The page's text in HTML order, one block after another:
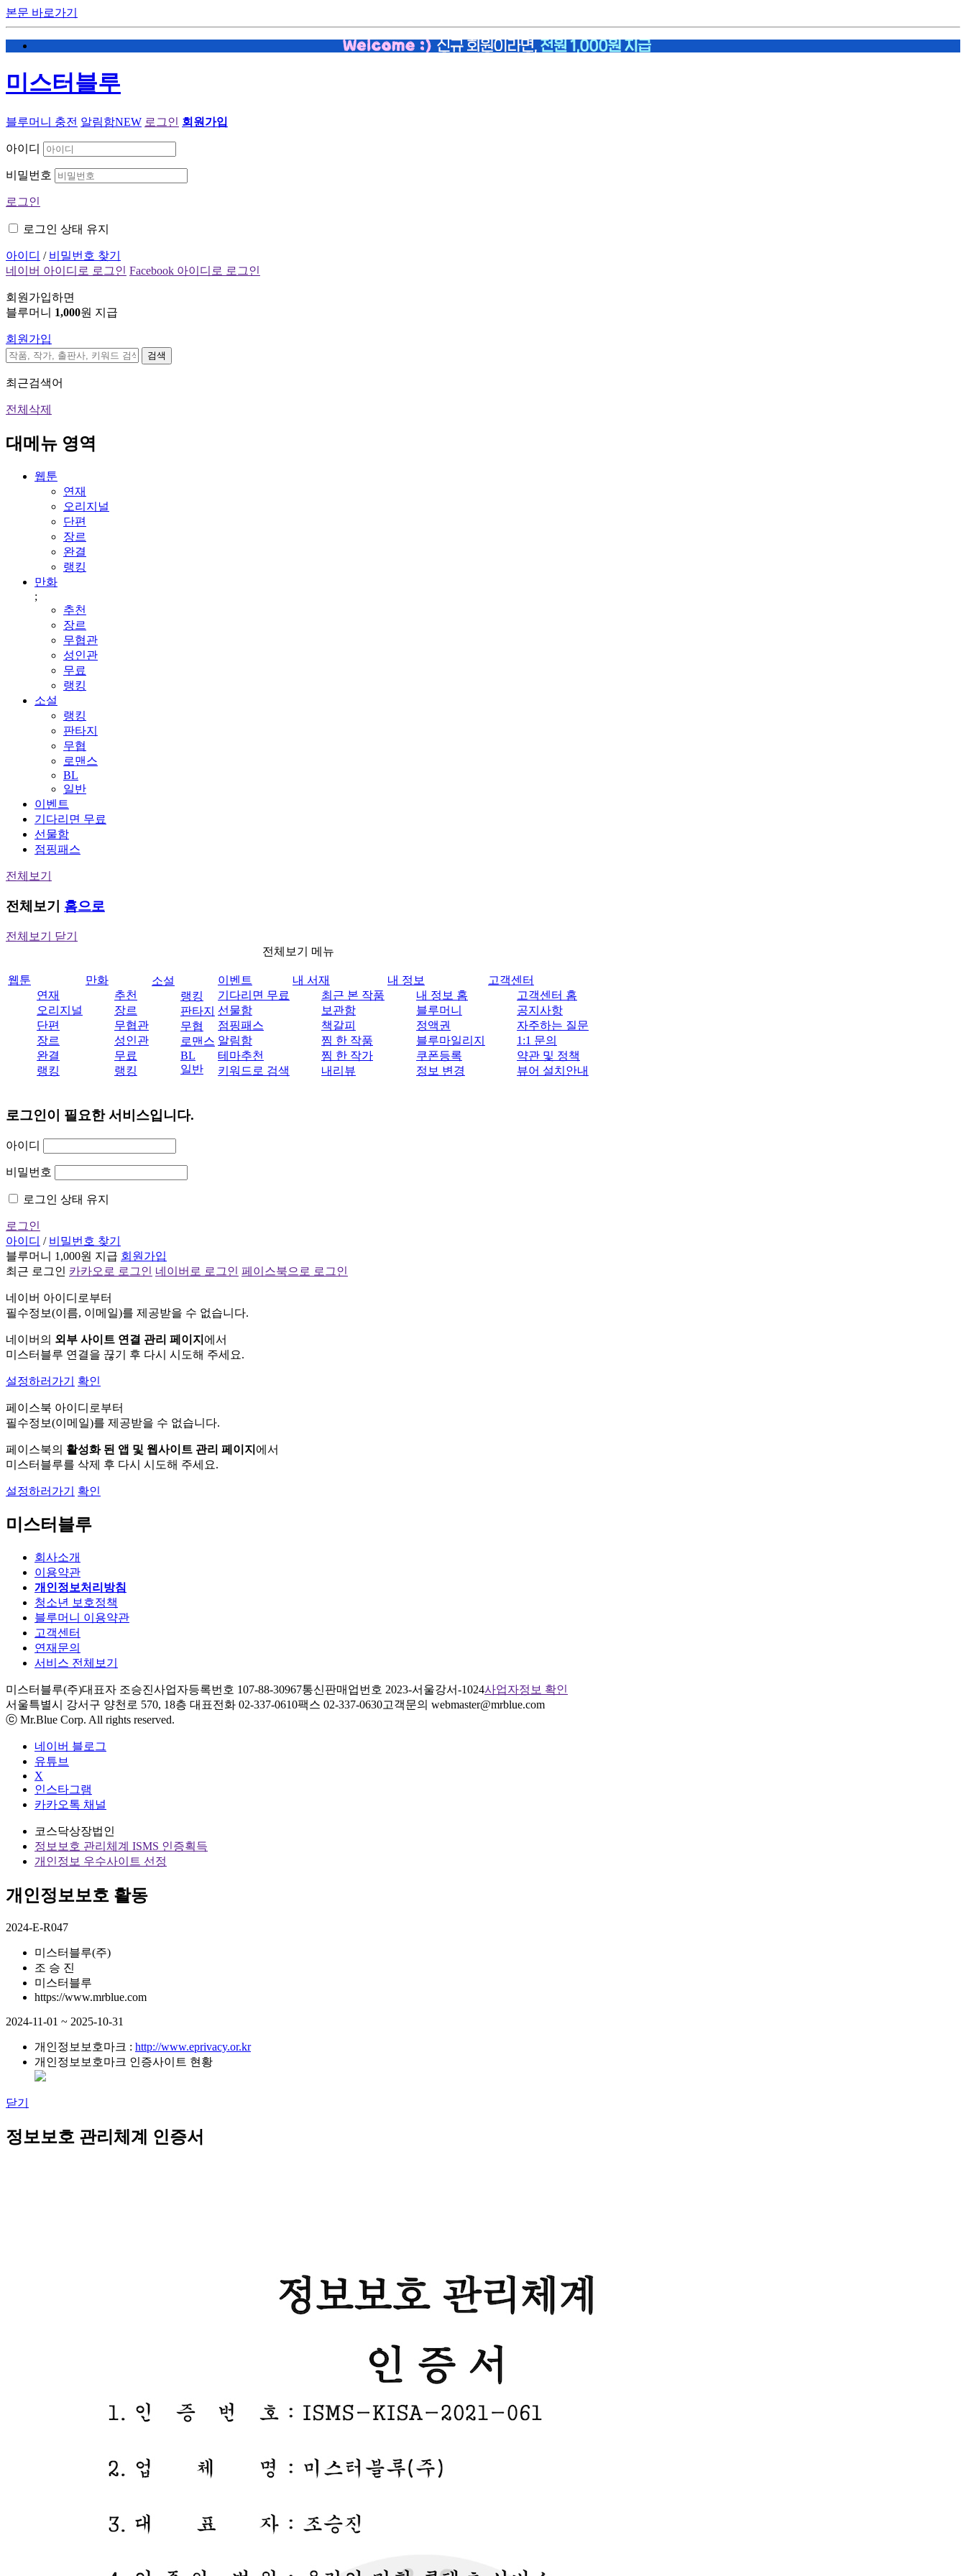
본문 바로가기
미스터블루
블루머니 충전 알림함NEW 로그인 회원가입
아이디
비밀번호
로그인
로그인 상태 유지
아이디 / 비밀번호 찾기
네이버 아이디로 로그인 Facebook 아이디로 로그인
회원가입하면
블루머니 1,000원 지급
회원가입
검색
최근검색어
전체삭제
대메뉴 영역
웹툰
연재
오리지널
단편
장르
완결
랭킹
만화
;
추천
장르
무협관
성인관
무료
랭킹
소설
랭킹
판타지
무협
로맨스
BL
일반
이벤트
기다리면 무료
선물함
점핑패스
전체보기
전체보기 홈으로
전체보기 닫기
전체보기 메뉴
웹툰
연재
오리지널
단편
장르
완결
랭킹
만화
추천
장르
무협관
성인관
무료
랭킹
소설
랭킹
판타지
무협
로맨스
BL
일반
이벤트
기다리면 무료
선물함
점핑패스
알림함
테마추천
키워드로 검색
내 서재
최근 본 작품
보관함
책갈피
찜 한 작품
찜 한 작가
내리뷰
내 정보
내 정보 홈
블루머니
정액권
블루마일리지
쿠폰등록
정보 변경
고객센터
고객센터 홈
공지사항
자주하는 질문
1:1 문의
약관 및 정책
뷰어 설치안내
로그인이 필요한 서비스입니다.
아이디
비밀번호
로그인 상태 유지
로그인
아이디 / 비밀번호 찾기
블루머니 1,000원 지급 회원가입
최근 로그인 카카오로 로그인 네이버로 로그인 페이스북으로 로그인
네이버 아이디로부터
필수정보(이름, 이메일)를 제공받을 수 없습니다.
네이버의 외부 사이트 연결 관리 페이지 에서
미스터블루 연결을 끊기 후 다시 시도해 주세요.
설정하러가기 확인
페이스북 아이디로부터
필수정보(이메일)를 제공받을 수 없습니다.
페이스북의 활성화 된 앱 및 웹사이트 관리 페이지 에서
미스터블루를 삭제 후 다시 시도해 주세요.
설정하러가기 확인
미스터블루
회사소개
이용약관
개인정보처리방침
청소년 보호정책
블루머니 이용약관
고객센터
연재문의
서비스 전체보기
미스터블루(주)대표자 조승진사업자등록번호 107-88-30967통신판매업번호 2023-서울강서-1024사업자정보 확인
서울특별시 강서구 양천로 570, 18층 대표전화 02-337-0610팩스 02-337-0630고객문의 webmaster@mrblue.com
ⓒ Mr.Blue Corp. All rights reserved.
네이버 블로그
유튜브
X
인스타그램
카카오톡 채널
코스닥상장법인
정보보호 관리체계 ISMS 인증획득
개인정보 우수사이트 선정
개인정보보호 활동
2024-E-R047
미스터블루(주)
조 승 진
미스터블루
https://www.mrblue.com
2024-11-01 ~ 2025-10-31
개인정보보호마크 : http://www.eprivacy.or.kr
개인정보보호마크 인증사이트 현황
닫기
정보보호 관리체계 인증서